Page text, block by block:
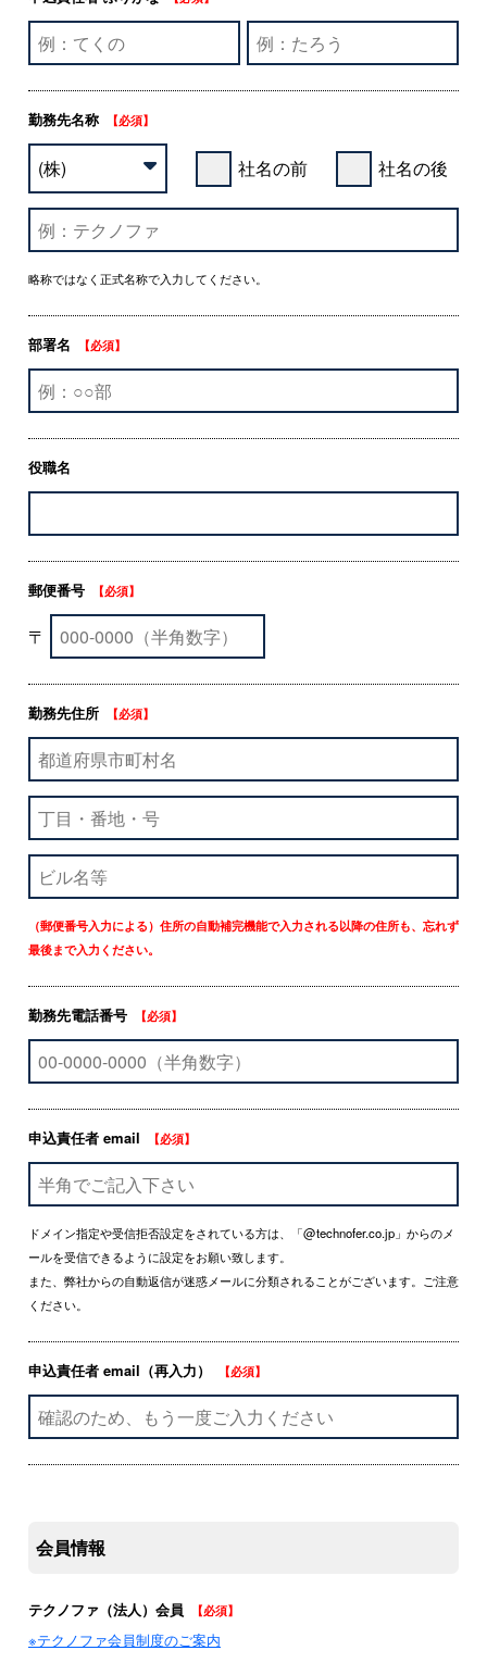
勤務先名称 【必須】
社名の前 社名の後
略称ではなく正式名称で入力してください。
部署名 【必須】
役職名
郵便番号 【必須】
〒
勤務先住所 【必須】
（郵便番号入力による）住所の自動補完機能で入力される以降の住所も、忘れず
最後まで入力ください。
勤務先電話番号 【必須】
申込責任者 email 【必須】
ドメイン指定や受信拒否設定をされている方は、「@technofer.co.jp」からのメ
ールを受信できるように設定をお願い致します。
また、弊社からの自動返信が迷惑メールに分類されることがございます。ご注意
ください。
申込責任者 email（再入力） 【必須】
会員情報
テクノファ（法人）会員 【必須】
※テクノファ会員制度のご案内